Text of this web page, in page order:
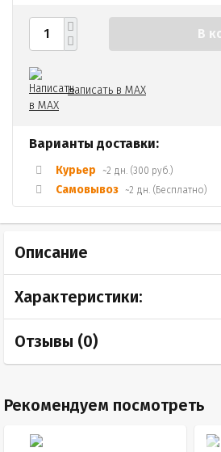
В
Написать в MAX
Варианты доставки:
Курьер ~2 дн. (300 руб.)
Самовывоз ~2 дн. (Бесплатно)
Описание
Характеристики:
Отзывы (0)
Рекомендуем посмотреть